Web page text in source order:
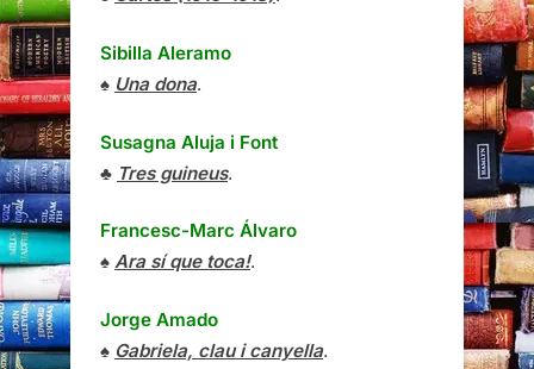
Sibilla Aleramo
♠ Una dona.
Susagna Aluja i Font
♣ Tres guineus.
Francesc-Marc Álvaro
♠ Ara sí que toca!.
Jorge Amado
♠ Gabriela, clau i canyella.